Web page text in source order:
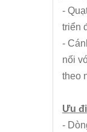
-
triển
-
nối
theo
Ưu
-